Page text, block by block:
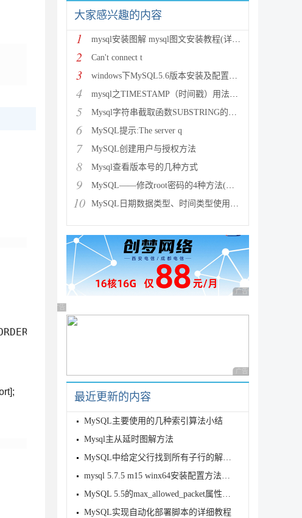
大家感兴趣的内容
1 mysql安装图解 mysql图文安装教程(详细说明)
2 Can't connect t
3 windows下MySQL5.6版本安装及配置过程附有截图和
4 mysql之TIMESTAMP（时间戳）用法详解
5 Mysql字符串截取函数SUBSTRING的用法说明
6 MySQL提示:The server q
7 MySQL创建用户与授权方法
8 Mysql查看版本号的几种方式
9 MySQL——修改root密码的4种方法(以windows为
10 MySQL日期数据类型、时间类型使用总结
广告 商业广告，理性
广告 商业广告，理性选择
广告 商业广告，理性
最近更新的内容
MySQL主要使用的几种索引算法小结
Mysql主从延时图解方法
MySQL中给定父行找到所有子行的解决方案
mysql 5.7.5 m15 winx64安装配置方法图文教程
MySQL 5.5的max_allowed_packet属性的修改方法
MySQL实现自动化部署脚本的详细教程